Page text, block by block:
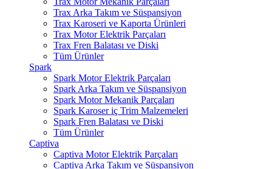
Trax Arka Takım ve Süspansiyon
Trax Karoseri ve Kaporta Ürünleri
Trax Motor Elektrik Parçaları
Trax Fren Balatası ve Diski
Tüm Ürünler
Spark
Spark Motor Elektrik Parçaları
Spark Arka Takım ve Süspansiyon
Spark Motor Mekanik Parçaları
Spark Karoser iç Trim Malzemeleri
Spark Fren Balatası ve Diski
Tüm Ürünler
Captiva
Captiva Motor Elektrik Parçaları
Captiva Arka Takım ve Süspansiyon